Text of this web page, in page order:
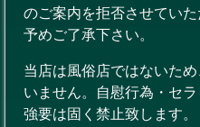
のご案内を拒否させていた
予めご了承下さい。
当店は風俗店ではないた
いません。自慰行為・セ
強要は固く禁止致します。